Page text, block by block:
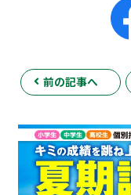
前の記事へ